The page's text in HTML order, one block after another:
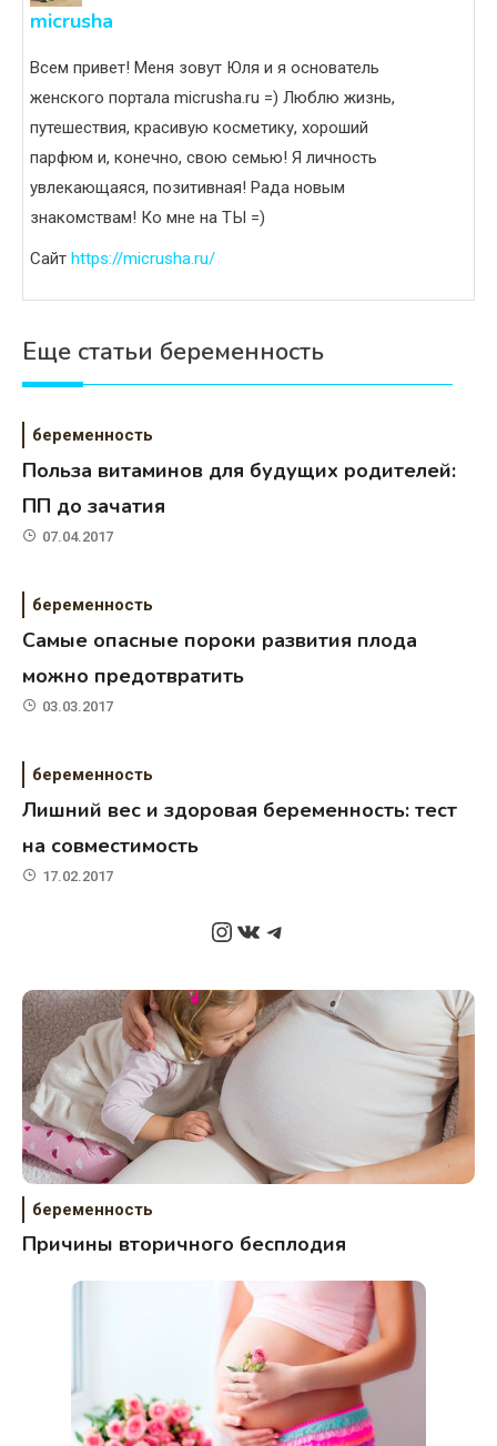
micrusha
Всем привет! Меня зовут Юля и я основатель
женского портала micrusha.ru =) Люблю жизнь,
путешествия, красивую косметику, хороший
парфюм и, конечно, свою семью! Я личность
увлекающаяся, позитивная! Рада новым
знакомствам! Ко мне на ТЫ =)
Сайт https://micrusha.ru/
Еще статьи беременность
беременность
Польза витаминов для будущих родителей:
ПП до зачатия
07.04.2017
беременность
Самые опасные пороки развития плода
можно предотвратить
03.03.2017
беременность
Лишний вес и здоровая беременность: тест
на совместимость
17.02.2017
Instagram
ВКонтакте
Telegram
беременность
Причины вторичного бесплодия